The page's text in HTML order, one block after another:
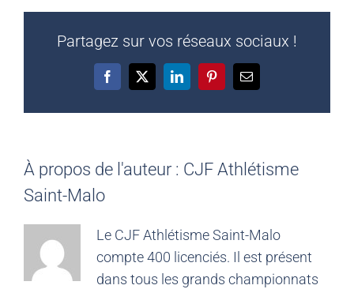
Partagez sur vos réseaux sociaux !
Facebook
X LinkedInPinterestEmail
À propos de l'auteur : CJF Athlétisme
Saint-Malo
Le CJF Athlétisme Saint-Malo
compte 400 licenciés. Il est présent
dans tous les grands championnats